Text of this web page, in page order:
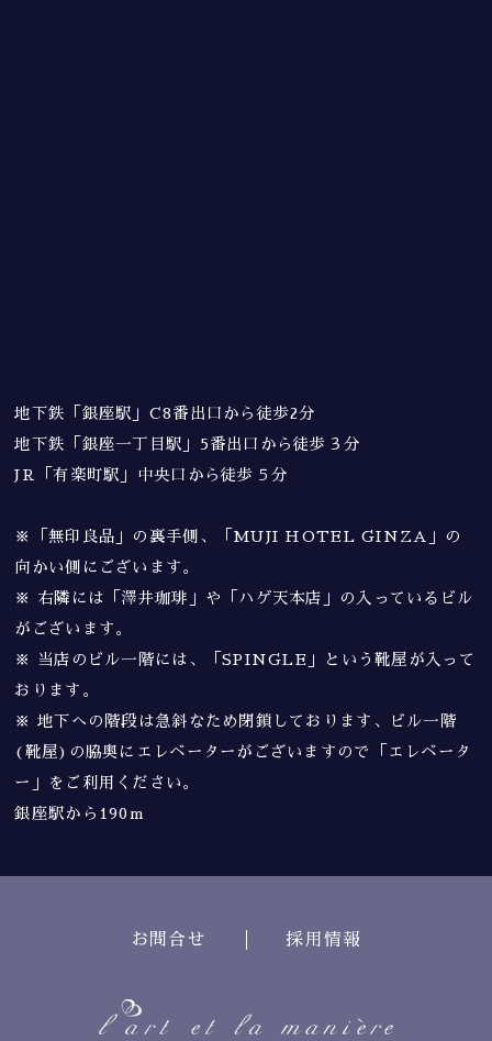
地下鉄「銀座駅」C8番出口から徒歩2分
地下鉄「銀座一丁目駅」5番出口から徒歩３分
JR「有楽町駅」中央口から徒歩５分
※「無印良品」の裏手側、「MUJI HOTEL GINZA」の
向かい側にございます。
※ 右隣には「澤井珈琲」や「ハゲ天本店」の入っているビル
がございます。
※ 当店のビル一階には、「SPINGLE」という靴屋が入って
おります。
※ 地下への階段は急斜なため閉鎖しております、ビル一階
(靴屋)の脇奥にエレベーターがございますので「エレベータ
ー」をご利用ください。
銀座駅から190m
お問合せ 採用情報